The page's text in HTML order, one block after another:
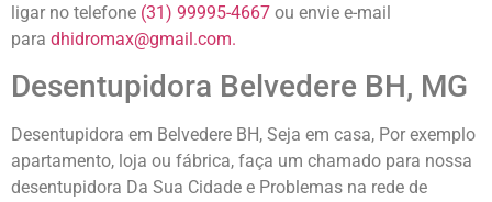
ligar no telefone (31) 99995-4667 ou envie e-mail
para dhidromax@gmail.com.
Desentupidora Belvedere BH, MG
Desentupidora em Belvedere BH, Seja em casa, Por exemplo
apartamento, loja ou fábrica, faça um chamado para nossa
desentupidora Da Sua Cidade e Problemas na rede de